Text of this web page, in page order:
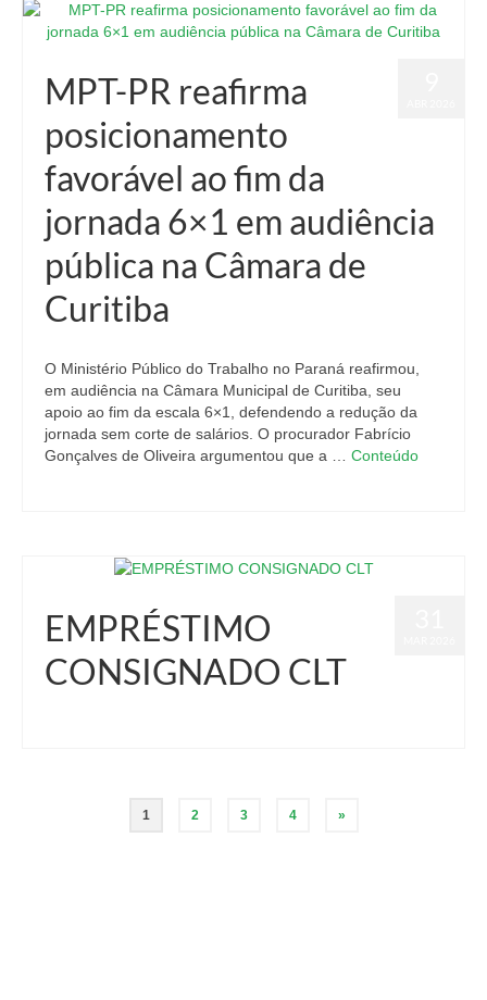
MPT-PR reafirma
posicionamento
favorável ao fim da
jornada 6×1 em audiência
pública na Câmara de
Curitiba
O Ministério Público do Trabalho no Paraná reafirmou,
em audiência na Câmara Municipal de Curitiba, seu
apoio ao fim da escala 6×1, defendendo a redução da
jornada sem corte de salários. O procurador Fabrício
Gonçalves de Oliveira argumentou que a … Conteúdo
EMPRÉSTIMO
CONSIGNADO CLT
1 2 3 4 »